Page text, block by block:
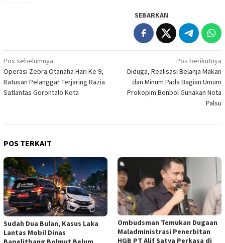
SEBARKAN
Navigasi
pos
Pos sebelumnya
Operasi Zebra Otanaha Hari Ke 9,
Ratusan Pelanggar Terjaring Razia
Satlantas Gorontalo Kota
Pos berikutnya
Diduga, Realisasi Belanja Makan
dan Minum Pada Bagian Umum
Prokopim Bonbol Gunakan Nota
Palsu
POS TERKAIT
Sudah Dua Bulan, Kasus Laka
Lantas Mobil Dinas
Ombudsman Temukan Dugaan
Maladministrasi Penerbitan
HGB PT Alif Satya Perkasa di